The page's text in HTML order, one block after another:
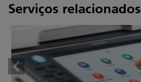
Serviços relacionados